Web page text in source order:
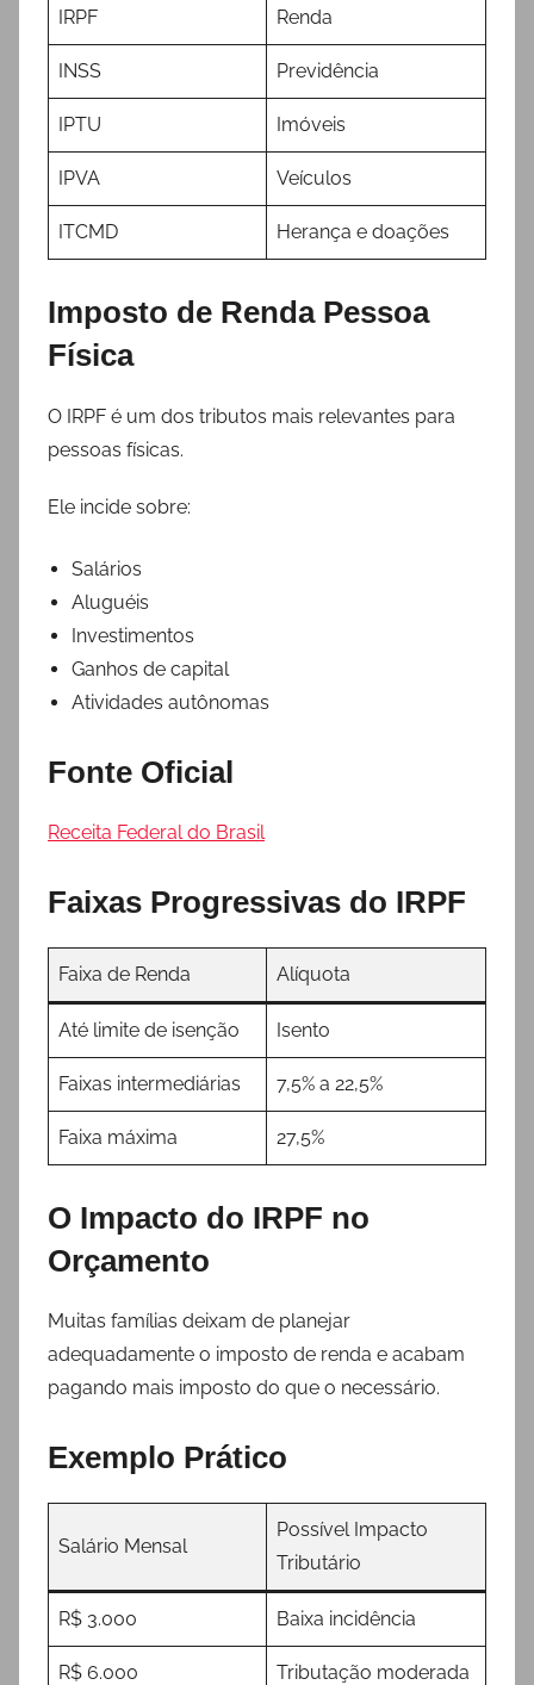
IRPF Renda
INSS Previdência
IPTU Imóveis
IPVA Veículos
ITCMD Herança e doações
Imposto de Renda Pessoa
Física
O IRPF é um dos tributos mais relevantes para
pessoas físicas.
Ele incide sobre:
Salários
Aluguéis
Investimentos
Ganhos de capital
Atividades autônomas
Fonte Oficial
Receita Federal do Brasil
Faixas Progressivas do IRPF
Faixa de Renda Alíquota
Até limite de isenção Isento
Faixas intermediárias 7,5% a 22,5%
Faixa máxima 27,5%
O Impacto do IRPF no
Orçamento
Muitas famílias deixam de planejar
adequadamente o imposto de renda e acabam
pagando mais imposto do que o necessário.
Exemplo Prático
Salário Mensal
Possível Impacto
Tributário
R$ 3.000 Baixa incidência
R$ 6.000 Tributação moderada